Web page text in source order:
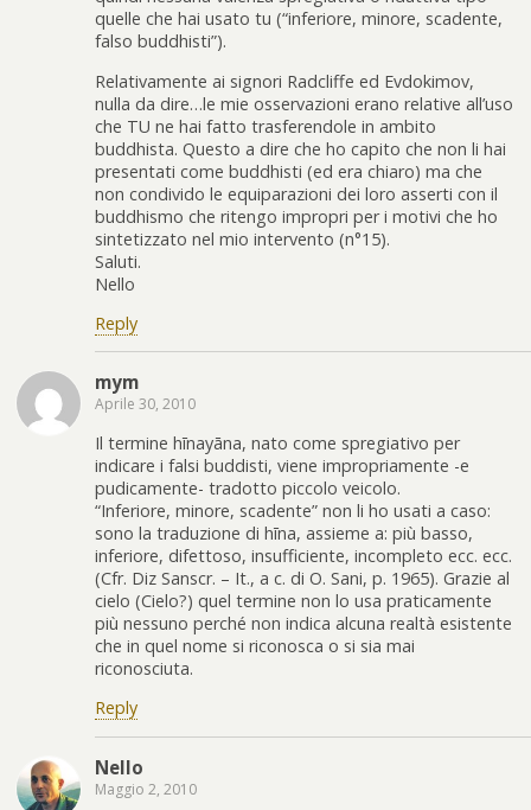
quelle che hai usato tu (“inferiore, minore, scadente,
falso buddhisti”).
Relativamente ai signori Radcliffe ed Evdokimov,
nulla da dire…le mie osservazioni erano relative all’uso
che TU ne hai fatto trasferendole in ambito
buddhista. Questo a dire che ho capito che non li hai
presentati come buddhisti (ed era chiaro) ma che
non condivido le equiparazioni dei loro asserti con il
buddhismo che ritengo impropri per i motivi che ho
sintetizzato nel mio intervento (n°15).
Saluti.
Nello
Reply
mym
Aprile 30, 2010
Il termine hīnayāna, nato come spregiativo per
indicare i falsi buddisti, viene impropriamente -e
pudicamente- tradotto piccolo veicolo.
“Inferiore, minore, scadente” non li ho usati a caso:
sono la traduzione di hīna, assieme a: più basso,
inferiore, difettoso, insufficiente, incompleto ecc. ecc.
(Cfr. Diz Sanscr. – It., a c. di O. Sani, p. 1965). Grazie al
cielo (Cielo?) quel termine non lo usa praticamente
più nessuno perché non indica alcuna realtà esistente
che in quel nome si riconosca o si sia mai
riconosciuta.
Reply
Nello
Maggio 2, 2010